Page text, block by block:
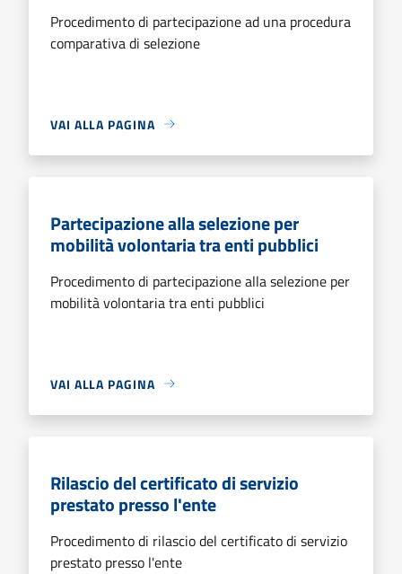
Procedimento di partecipazione ad una procedura
comparativa di selezione
VAI ALLA PAGINA
Partecipazione alla selezione per
mobilità volontaria tra enti pubblici
Procedimento di partecipazione alla selezione per
mobilità volontaria tra enti pubblici
VAI ALLA PAGINA
Rilascio del certificato di servizio
prestato presso l'ente
Procedimento di rilascio del certificato di servizio
prestato presso l'ente